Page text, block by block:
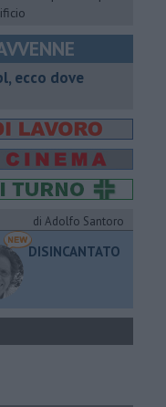
ecco dove
di Adolfo Santoro
DISINCANTATO